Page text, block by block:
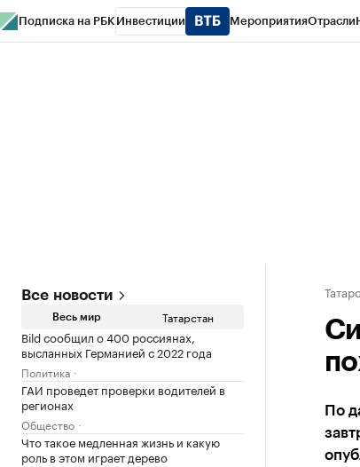
Подписка на РБК Инвестиции МероприятияОтрасли
Все новости
Весь мир Татарстан
Bild сообщил о 400 россиянах,
высланных Германией с 2022 года
Политика
ГАИ проведет проверки водителей в
регионах
Общество
Что такое медленная жизнь и какую
роль в этом играет дерево
По